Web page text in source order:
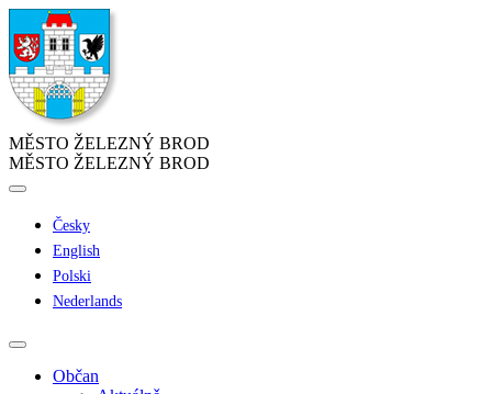
MĚSTO ŽELEZNÝ BROD
MĚSTO ŽELEZNÝ BROD
Česky
English
Polski
Nederlands
Občan